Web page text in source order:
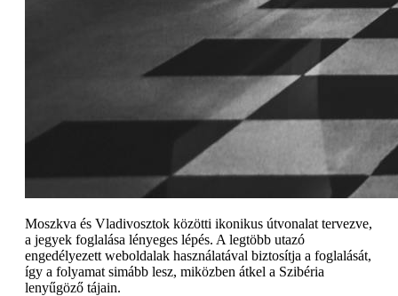
Moszkva és Vladivosztok közötti ikonikus útvonalat tervezve,
a jegyek foglalása lényeges lépés. A legtöbb utazó
engedélyezett weboldalak használatával biztosítja a foglalását,
így a folyamat simább lesz, miközben átkel a Szibéria
lenyűgöző tájain.